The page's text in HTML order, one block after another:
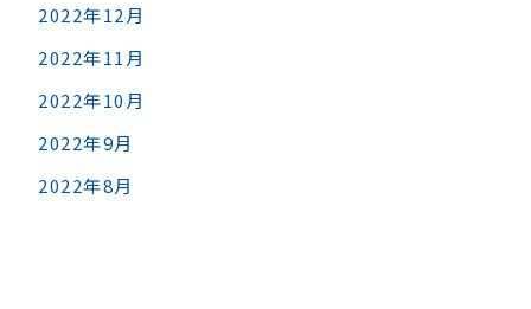
2022年12月
2022年11月
2022年10月
2022年9月
2022年8月